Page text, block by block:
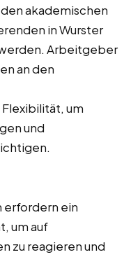
akademischen
in Wurster
Arbeitgeber
an den
Flexibilität, um
und
erfordern ein
um auf
zu reagieren und